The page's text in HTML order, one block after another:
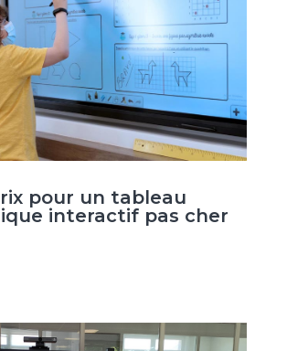
pour un tableau
interactif pas cher